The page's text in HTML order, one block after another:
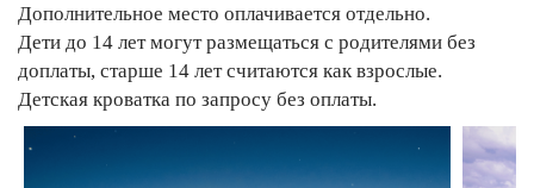
Дополнительное место оплачивается отдельно.
Дети до 14 лет могут размещаться с родителями без
доплаты, старше 14 лет считаются как взрослые.
Детская кроватка по запросу без оплаты.